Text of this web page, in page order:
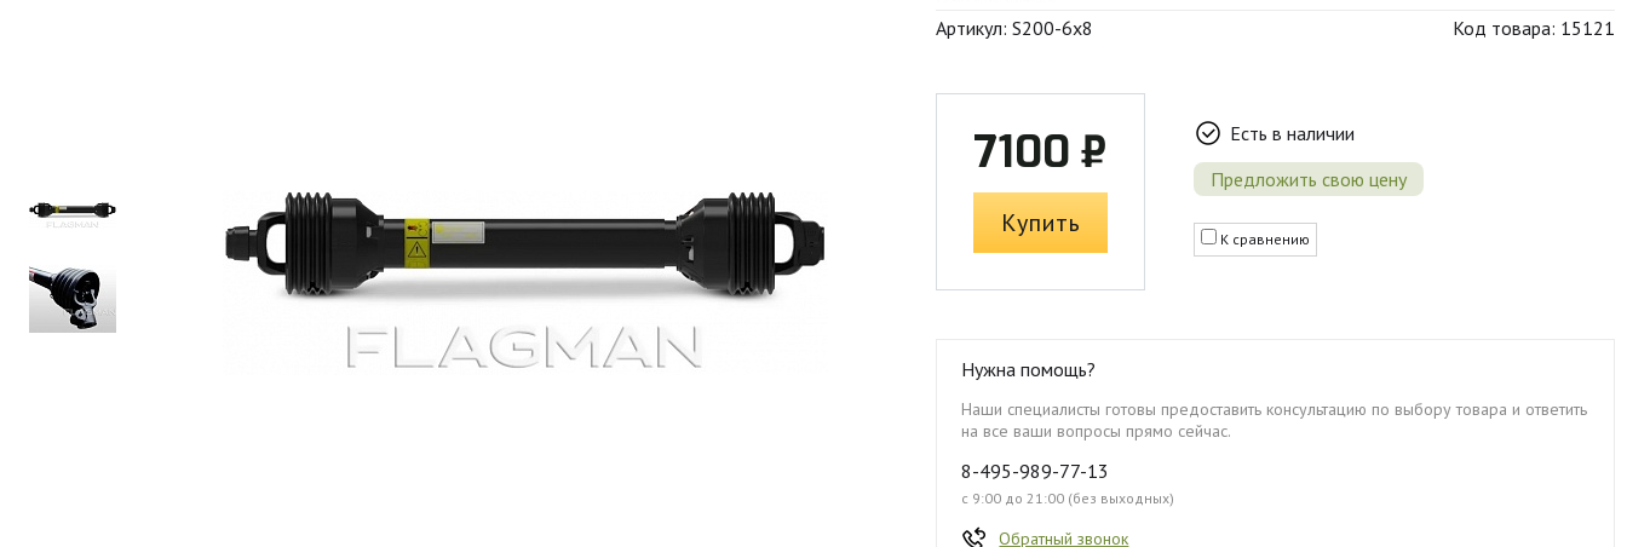
Артикул: S200-6х8
Код товара: 15121
7100 ₽
Купить
Есть в наличии
Предложить свою цену
К сравнению
Нужна помощь?
Наши специалисты готовы предоставить консультацию по выбору товара и ответить
на все ваши вопросы прямо сейчас.
8-495-989-77-13
с 9:00 до 21:00 (без выходных)
Обратный звонок